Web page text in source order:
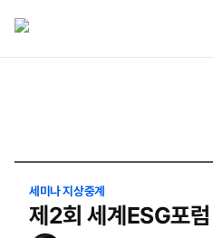
세미나 지상중계
제2회 세계ESG포럼